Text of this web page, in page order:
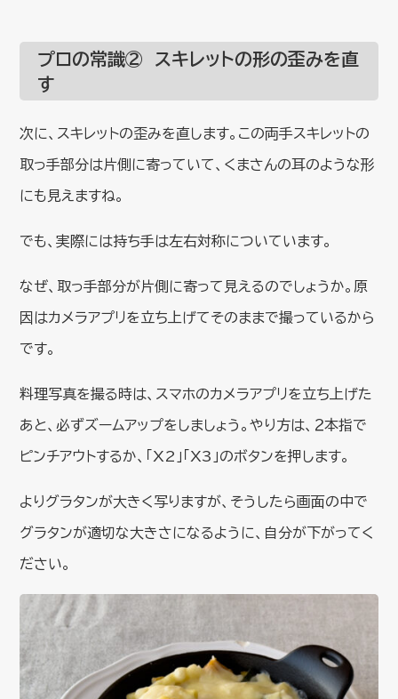
プロの常識② スキレットの形の歪みを直
す
次に、スキレットの歪みを直します。この両手スキレットの
取っ手部分は片側に寄っていて、くまさんの耳のような形
にも見えますね。
でも、実際には持ち手は左右対称についています。
なぜ、取っ手部分が片側に寄って見えるのでしょうか。原
因はカメラアプリを立ち上げてそのままで撮っているから
です。
料理写真を撮る時は、スマホのカメラアプリを立ち上げた
あと、必ずズームアップをしましょう。やり方は、２本指で
ピンチアウトするか、「X2」「X3」のボタンを押します。
よりグラタンが大きく写りますが、そうしたら画面の中で
グラタンが適切な大きさになるように、自分が下がってく
ださい。